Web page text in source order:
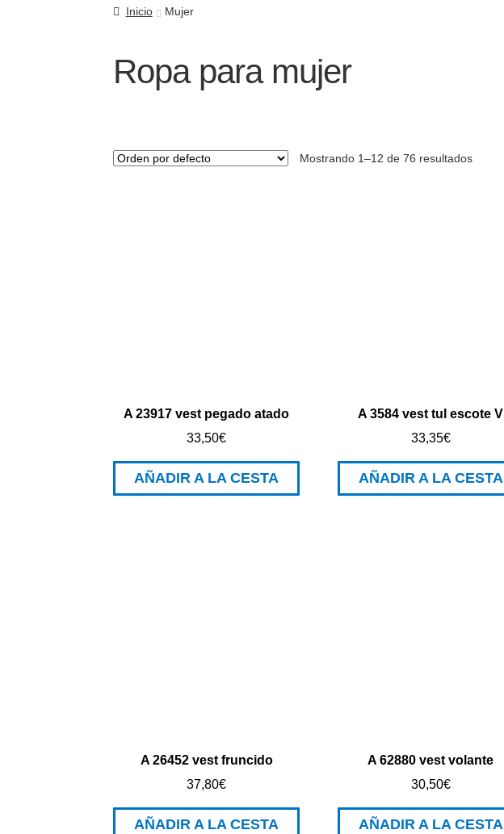
Inicio Mujer
Ropa para mujer
Mostrando 1–12 de 76 resultados
A 23917 vest pegado atado
33,50€
AÑADIR A LA CESTA
A 3584 vest tul escote V
33,35€
AÑADIR A LA CESTA
A 26452 vest fruncido
37,80€
AÑADIR A LA CESTA
A 62880 vest volante
30,50€
AÑADIR A LA CESTA